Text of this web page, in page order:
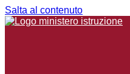
Salta al contenuto